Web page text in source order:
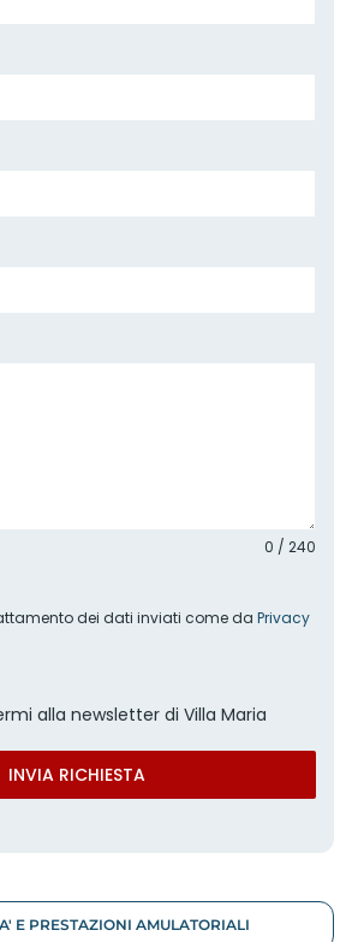
0 / 240
dei dati inviati come da Privacy
alla newsletter di Villa Maria
INVIA RICHIESTA
E PRESTAZIONI AMULATORIALI